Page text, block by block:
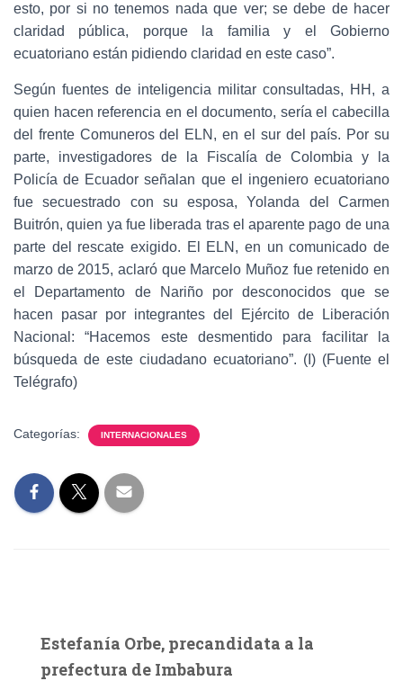
esto, por si no tenemos nada que ver; se debe de hacer
claridad pública, porque la familia y el Gobierno
ecuatoriano están pidiendo claridad en este caso”.
Según fuentes de inteligencia militar consultadas, HH, a
quien hacen referencia en el documento, sería el cabecilla
del frente Comuneros del ELN, en el sur del país. Por su
parte, investigadores de la Fiscalía de Colombia y la
Policía de Ecuador señalan que el ingeniero ecuatoriano
fue secuestrado con su esposa, Yolanda del Carmen
Buitrón, quien ya fue liberada tras el aparente pago de una
parte del rescate exigido. El ELN, en un comunicado de
marzo de 2015, aclaró que Marcelo Muñoz fue retenido en
el Departamento de Nariño por desconocidos que se
hacen pasar por integrantes del Ejército de Liberación
Nacional: “Hacemos este desmentido para facilitar la
búsqueda de este ciudadano ecuatoriano”. (I) (Fuente el
Telégrafo)
Categorías: INTERNACIONALES
Estefanía Orbe, precandidata a la
prefectura de Imbabura